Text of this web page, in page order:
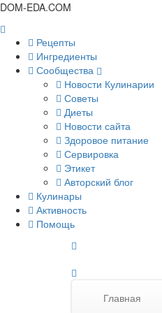
DOM-EDA.COM
Рецепты
Ингредиенты
Сообщества
Новости Кулинарии
Советы
Диеты
Новости сайта
Здоровое питание
Сервировка
Этикет
Авторский блог
Кулинары
Активность
Помощь
Главная